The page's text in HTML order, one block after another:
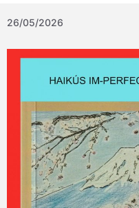
26/05/2026